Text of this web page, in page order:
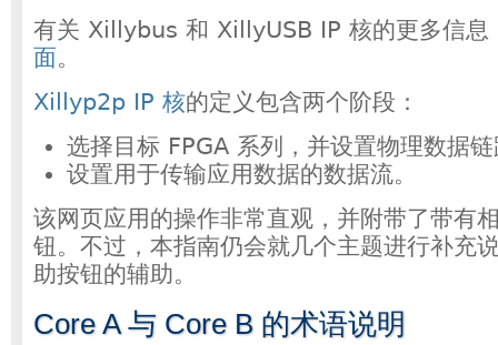
有关 Xillybus 和 XillyUSB IP 核的更多信息
面。
Xillyp2p IP 核的定义包含两个阶段：
选择目标 FPGA 系列，并设置物理数据
设置用于传输应用数据的数据流。
该网页应用的操作非常直观，并附带了带有
钮。不过，本指南仍会就几个主题进行补充
助按钮的辅助。
Core A 与 Core B 的术语说明